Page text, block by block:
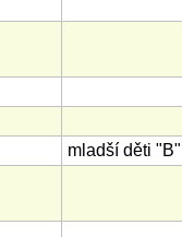
mladší děti "B"